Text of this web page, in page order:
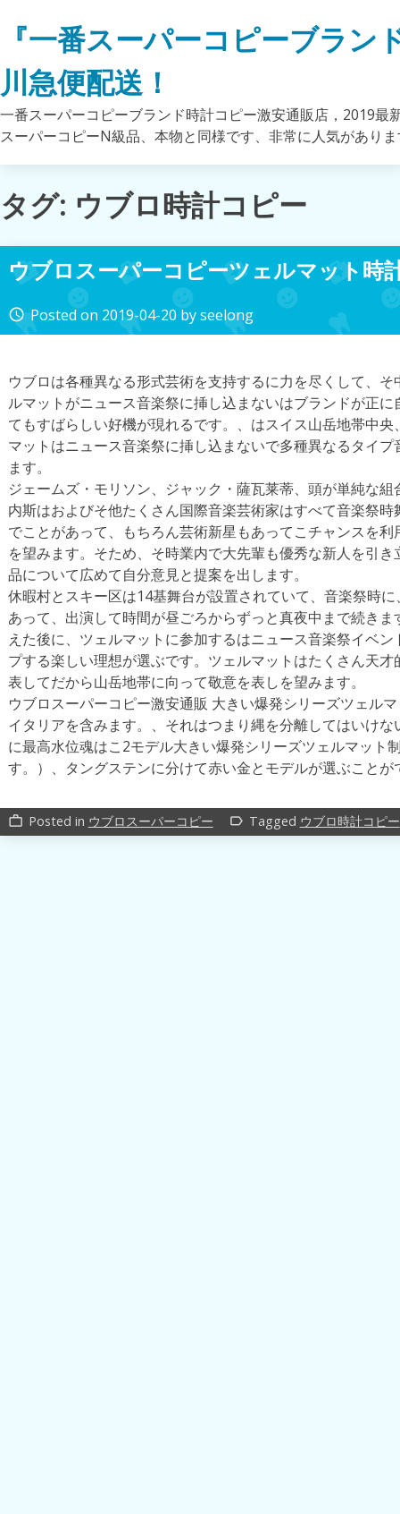
『一番スーパーコピーブラ
川急便配送！
一番スーパーコピーブランド時計コピー激安通販店，2019
スーパーコピーN級品、本物と同様です、非常に人気があり
タグ: ウブロ時計コピー
ウブロスーパーコピーツェルマット時
access_time Posted on 2019-04-20 byseelong
ウブロは各種異なる形式芸術を支持するに力を尽くして、
ルマットがニュース音楽祭に挿し込まないはブランドが正
てもすばらしい好機が現れるです。、はスイス山岳地帯中
マットはニュース音楽祭に挿し込まないで多種異なるタイ
ます。
ジェームズ・モリソン、ジャック・薩瓦莱蒂、頭が単純な
内斯はおよびそ他たくさん国際音楽芸術家はすべて音楽祭
でことがあって、もちろん芸術新星もあってこチャンスを
を望みます。そため、そ時業内で大先輩も優秀な新人を引
品について広めて自分意見と提案を出します。
休暇村とスキー区は14基舞台が設置されていて、音楽祭時
あって、出演して時間が昼ごろからずっと真夜中まで続き
えた後に、ツェルマットに参加するはニュース音楽祭イベ
プする楽しい理想が選ぶです。ツェルマットはたくさん天
表してだから山岳地帯に向って敬意を表しを望みます。
ウブロスーパーコピー激安通販 大きい爆発シリーズツェル
イタリアを含みます。、それはつまり縄を分離してはいけ
に最高水位魂はこ2モデル大きい爆発シリーズツェルマット
す。）、タングステンに分けて赤い金とモデルが選ぶことが
work_outline Posted in ウブロスーパーコピー label_outline Tagged ウブロ時計コピー